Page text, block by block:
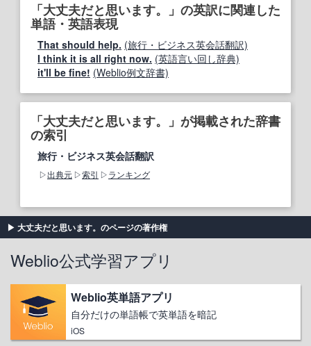
「大丈夫だと思います。」の英訳に関連した
単語・英語表現
That should help. (旅行・ビジネス英会話翻訳)
I think it is all right now. (英語言い回し辞典)
it'll be fine! (Weblio例文辞書)
「大丈夫だと思います。」が掲載された辞書
の索引
旅行・ビジネス英会話翻訳
出典元 索引 ランキング
大丈夫だと思います。のページの著作権
Weblio公式学習アプリ
Weblio英単語アプリ
自分だけの単語帳で英単語を暗記
iOS